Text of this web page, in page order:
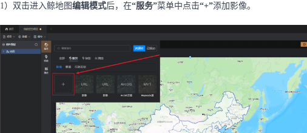
1）双击进入鲸地图编辑模式后，在“服务”菜单中点击“+”添加影像。